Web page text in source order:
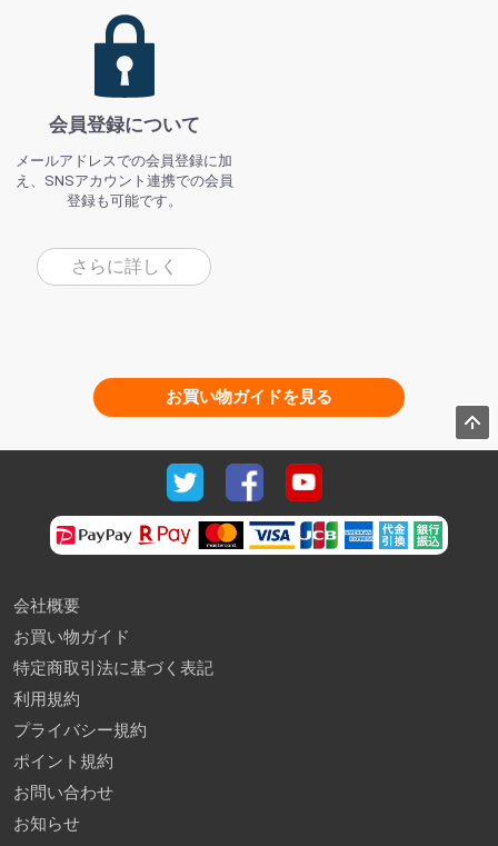
会員登録について
メールアドレスでの会員登録に加
え、SNSアカウント連携での会員
登録も可能です。
さらに詳しく
お買い物ガイドを見る
会社概要
お買い物ガイド
特定商取引法に基づく表記
利用規約
プライバシー規約
ポイント規約
お問い合わせ
お知らせ